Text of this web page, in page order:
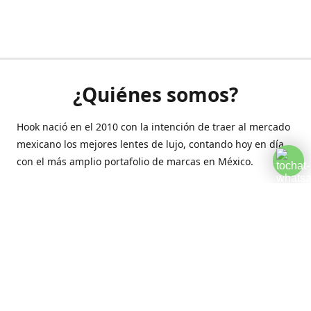
¿Quiénes somos?
Hook nació en el 2010 con la intención de traer al mercado
mexicano los mejores lentes de lujo, contando hoy en día
con el más amplio portafolio de marcas en México.